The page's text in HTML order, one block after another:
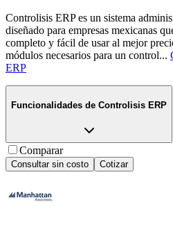
Controlisis ERP es un sistema
diseñado para empresas mexicanas
completo y fácil de usar al mejor
módulos necesarios para un control...
ERP
Funcionalidades de Controlisis ERP
Comparar
Consultar sin costo Cotizar